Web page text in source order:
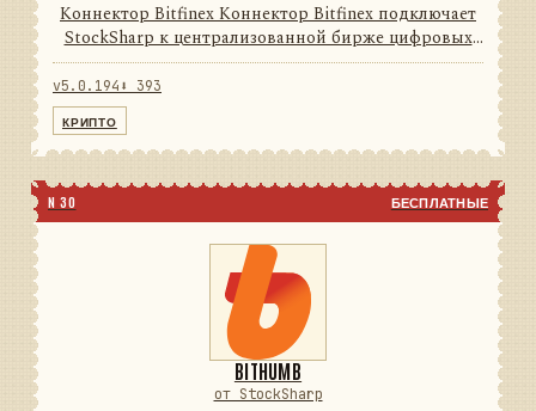
Коннектор Bitfinex Коннектор Bitfinex подключает
StockSharp к централизованной бирже цифровых
активов. Он переводит данные и операции
провайдера в единую модель сообщений
v5.0.194 ⬇ 393
КРИПТО
N 30 БЕСПЛАТНЫЕ
BITHUMB
от StockSharp